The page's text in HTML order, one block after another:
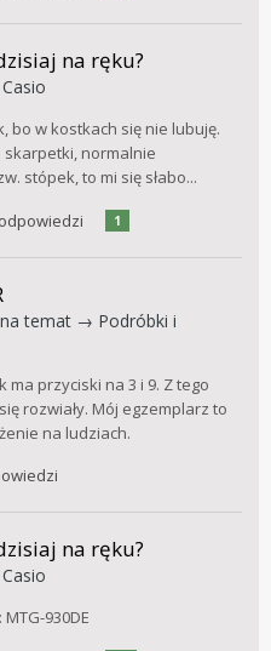
na ręku?
Casio
bo w kostkach się nie lubuję.
skarpetki, normalnie
stópek, to mi się słabo...
1
temat → Podróbki i
ma przyciski na 3 i 9. Z tego
rozwiały. Mój egzemplarz to
na ludziach.
na ręku?
Casio
930DE